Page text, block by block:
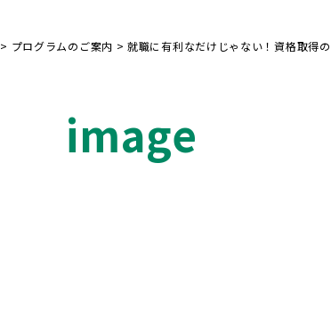
> プログラムのご案内 >就職に有利なだけじゃない！資格取得
image